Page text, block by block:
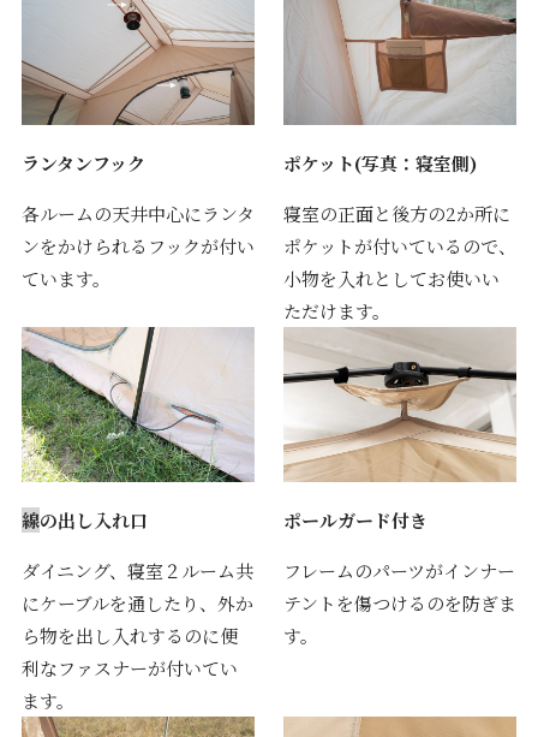
ランタンフック
各ルームの天井中心にランタ
ンをかけられるフックが付い
ています。
ポケット(写真：寝室側)
寝室の正面と後方の2か所に
ポケットが付いているので、
小物を入れとしてお使いい
ただけます。
線の出し入れ口
ダイニング、寝室２ルーム共
にケーブルを通したり、外か
ら物を出し入れするのに便
利なファスナーが付いてい
ます。
ポールガード付き
フレームのパーツがインナー
テントを傷つけるのを防ぎま
す。